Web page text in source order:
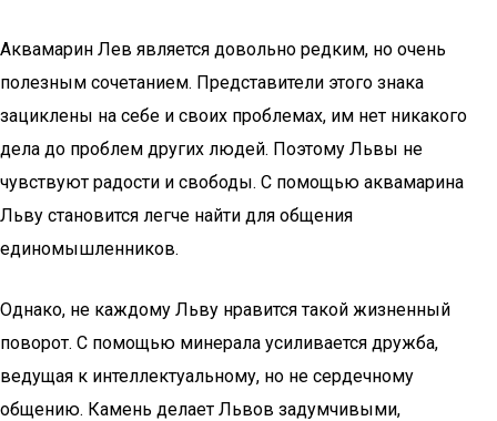
Аквамарин Лев является довольно редким, но очень
полезным сочетанием. Представители этого знака
зациклены на себе и своих проблемах, им нет никакого
дела до проблем других людей. Поэтому Львы не
чувствуют радости и свободы. С помощью аквамарина
Льву становится легче найти для общения
единомышленников.
Однако, не каждому Льву нравится такой жизненный
поворот. С помощью минерала усиливается дружба,
ведущая к интеллектуальному, но не сердечному
общению. Камень делает Львов задумчивыми,